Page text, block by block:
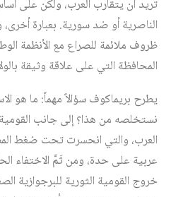
تريد أن يتقارب العرب، ولكن على
الناصرية أو ضد سورية. بعبارة
ظروف ملائمة للصراع مع الأنظمة
المحافظة التي على علاقة وثيقة
يطرح بريماكوف سؤالاً مهماً: ما هو
نستخلصه من هذا؟ إلى جانب
العرب، والتي انحسرت تحت ضغط
عربية على حدة، ومن ثَمَّ الاختفاء
خروج القومية الثورية للبرجوازية